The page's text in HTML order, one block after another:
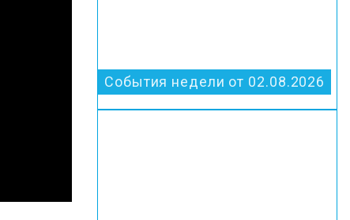
События недели от 02.08.2026